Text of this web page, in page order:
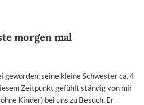
morgen mal
geworden, seine kleine Schwester ca. 4
Zeitpunkt gefühlt ständig von mir
Kinder) bei uns zu Besuch. Er